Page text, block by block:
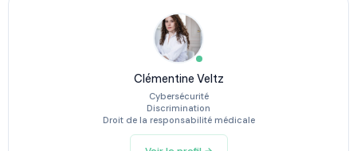
Clémentine Veltz
Cybersécurité
Discrimination
Droit de la responsabilité médicale